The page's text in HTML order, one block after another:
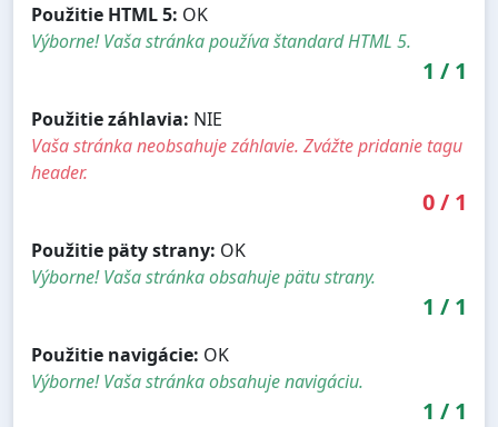
Použitie HTML 5: OK
Výborne! Vaša stránka používa štandard HTML 5.
1 / 1
Použitie záhlavia: NIE
Vaša stránka neobsahuje záhlavie. Zvážte pridanie tagu
header.
0/ 1
Použitie päty strany: OK
Výborne! Vaša stránka obsahuje pätu strany.
1 / 1
Použitie navigácie: OK
Výborne! Vaša stránka obsahuje navigáciu.
1 / 1